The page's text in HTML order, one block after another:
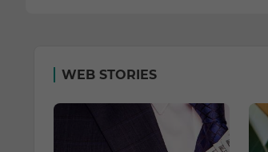
WEB STORIES